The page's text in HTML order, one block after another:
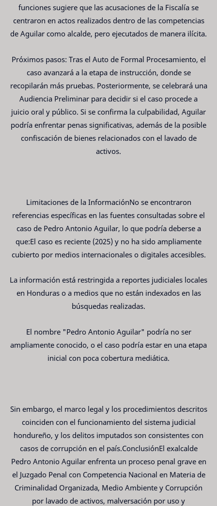
funciones sugiere que las acusaciones de la Fiscalía se
centraron en actos realizados dentro de las competencias
de Aguilar como alcalde, pero ejecutados de manera ilícita.
Próximos pasos: Tras el Auto de Formal Procesamiento, el
caso avanzará a la etapa de instrucción, donde se
recopilarán más pruebas. Posteriormente, se celebrará una
Audiencia Preliminar para decidir si el caso procede a
juicio oral y público. Si se confirma la culpabilidad, Aguilar
podría enfrentar penas significativas, además de la posible
confiscación de bienes relacionados con el lavado de
activos.
Limitaciones de la InformaciónNo se encontraron
referencias específicas en las fuentes consultadas sobre el
caso de Pedro Antonio Aguilar, lo que podría deberse a
que:El caso es reciente (2025) y no ha sido ampliamente
cubierto por medios internacionales o digitales accesibles.
La información está restringida a reportes judiciales locales
en Honduras o a medios que no están indexados en las
búsquedas realizadas.
El nombre "Pedro Antonio Aguilar" podría no ser
ampliamente conocido, o el caso podría estar en una etapa
inicial con poca cobertura mediática.
Sin embargo, el marco legal y los procedimientos descritos
coinciden con el funcionamiento del sistema judicial
hondureño, y los delitos imputados son consistentes con
casos de corrupción en el país.ConclusiónEl exalcalde
Pedro Antonio Aguilar enfrenta un proceso penal grave en
el Juzgado Penal con Competencia Nacional en Materia de
Criminalidad Organizada, Medio Ambiente y Corrupción
por lavado de activos, malversación por uso y